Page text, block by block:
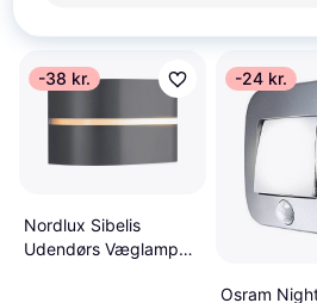
-38 kr.
Nordlux Sibelis
Udendørs Væglampe
-24 kr.
Osram